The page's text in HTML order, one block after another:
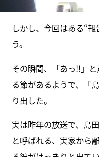
しかし、今回はある“
う。
その瞬間、「あっ!!」
る節があるようで、「
り出した。
実は昨年の放送で、島
と呼ばれる、実家から